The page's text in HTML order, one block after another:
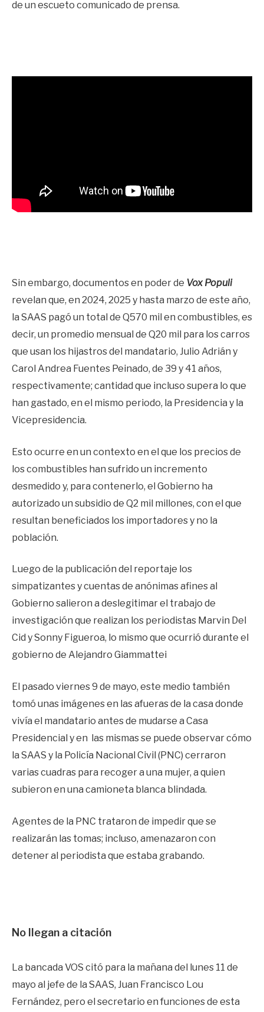
de un escueto comunicado de prensa.
Sin embargo, documentos en poder de Vox Populi
revelan que, en 2024, 2025 y hasta marzo de este año,
la SAAS pagó un total de Q570 mil en combustibles, es
decir, un promedio mensual de Q20 mil para los carros
que usan los hijastros del mandatario, Julio Adrián y
Carol Andrea Fuentes Peinado, de 39 y 41 años,
respectivamente; cantidad que incluso supera lo que
han gastado, en el mismo periodo, la Presidencia y la
Vicepresidencia.
Esto ocurre en un contexto en el que los precios de
los combustibles han sufrido un incremento
desmedido y, para contenerlo, el Gobierno ha
autorizado un subsidio de Q2 mil millones, con el que
resultan beneficiados los importadores y no la
población.
Luego de la publicación del reportaje los
simpatizantes y cuentas de anónimas afines al
Gobierno salieron a deslegitimar el trabajo de
investigación que realizan los periodistas Marvin Del
Cid y Sonny Figueroa, lo mismo que ocurrió durante el
gobierno de Alejandro Giammattei
El pasado viernes 9 de mayo, este medio también
tomó unas imágenes en las afueras de la casa donde
vivía el mandatario antes de mudarse a Casa
Presidencial y en las mismas se puede observar cómo
la SAAS y la Policía Nacional Civil (PNC) cerraron
varias cuadras para recoger a una mujer, a quien
subieron en una camioneta blanca blindada.
Agentes de la PNC trataron de impedir que se
realizarán las tomas; incluso, amenazaron con
detener al periodista que estaba grabando.
No llegan a citación
La bancada VOS citó para la mañana del lunes 11 de
mayo al jefe de la SAAS, Juan Francisco Lou
Fernández, pero el secretario en funciones de esta